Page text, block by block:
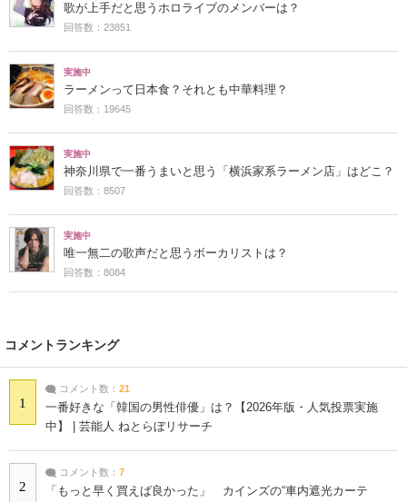
歌が上手だと思うホロライブのメンバーは？
回答数：23851
実施中
ラーメンって日本食？それとも中華料理？
回答数：19645
実施中
神奈川県で一番うまいと思う「横浜家系ラーメン店」はどこ？
回答数：8507
実施中
唯一無二の歌声だと思うボーカリストは？
回答数：8084
コメントランキング
1
コメント数： 21
一番好きな「韓国の男性俳優」は？【2026年版・人気投票実施
中】 | 芸能人 ねとらぼリサーチ
2
コメント数： 7
「もっと早く買えば良かった」 カインズの“車内遮光カーテ